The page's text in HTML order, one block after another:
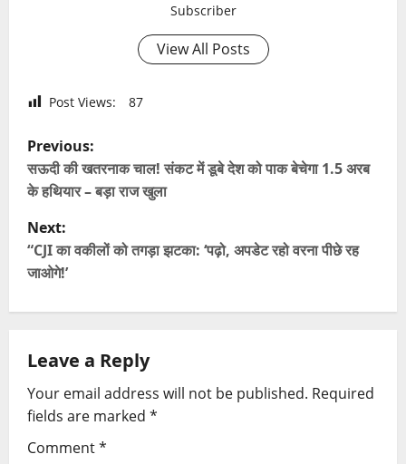
Subscriber
View All Posts
Post Views: 87
P
o
s
t
v
i
g
Previous:
सऊदी की खतरनाक चाल! संकट में डूबे देश को पाक बेचेगा 1.5 अरब
के हथियार – बड़ा राज खुला
Next:
“CJI का वकीलों को तगड़ा झटका: ‘पढ़ो, अपडेट रहो वरना पीछे रह
जाओगे!’
Leave a Reply
Your email address will not be published. Required
fields are marked *
Comment*